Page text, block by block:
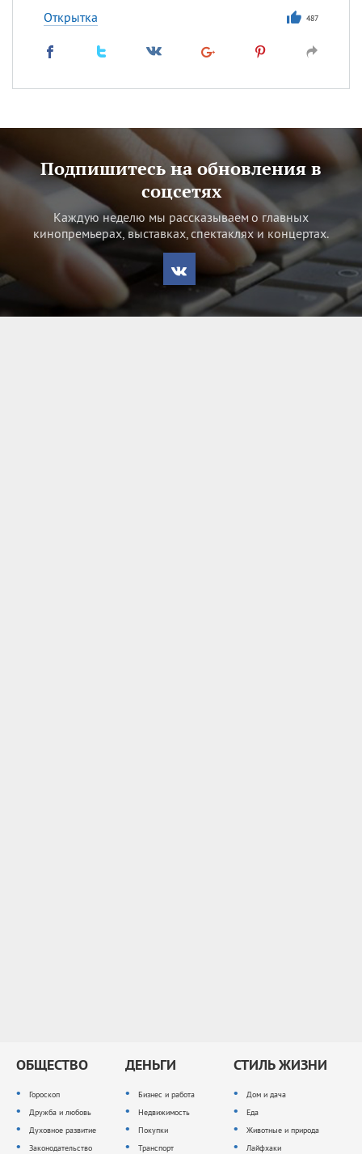
Открытка 487
Подпишитесь на обновления в
соцсетях
Каждую неделю мы рассказываем о главных
кинопремьерах, выставках, спектаклях и концертах.
ОБЩЕСТВО
Гороскоп
Дружба и любовь
Духовное развитие
Законодательство
ДЕНЬГИ
Бизнес и работа
Недвижимость
Покупки
Транспорт
СТИЛЬ ЖИЗНИ
Дом и дача
Еда
Животные и природа
Лайфхаки